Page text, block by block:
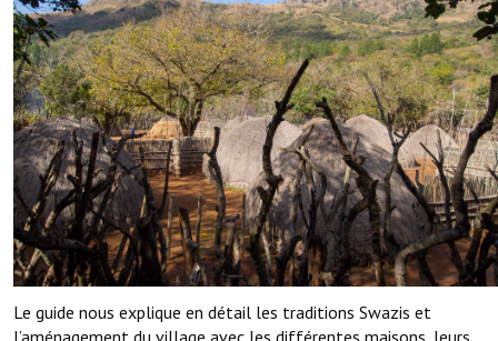
Le guide nous explique en détail les traditions Swazis et